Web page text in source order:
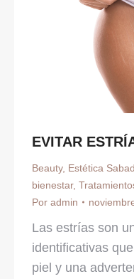
EVITAR
Beauty, Estética
bienestar,
Por admin
Las estrías son
identificativas
piel y una